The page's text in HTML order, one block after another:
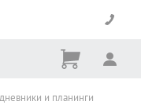
Корзина
Ничего
и планинги